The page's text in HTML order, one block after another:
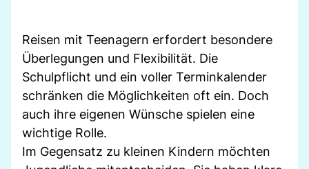
Reisen mit Teenagern erfordert besondere
Überlegungen und Flexibilität. Die
Schulpflicht und ein voller Terminkalender
schränken die Möglichkeiten oft ein. Doch
auch ihre eigenen Wünsche spielen eine
wichtige Rolle.
Im Gegensatz zu kleinen Kindern möchten